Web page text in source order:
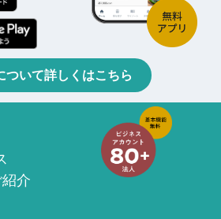
ついて詳しくはこちら
介